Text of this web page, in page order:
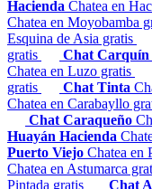
Hacienda Chatea en
Chatea en Moyobamba
Esquina de Asia gratis
gratis
Chat Carquín
Chatea en Luzo gratis
gratis
Chat Tinta
Chatea en Carabayllo
Chat Caraqueño
Huayán Hacienda
Puerto Viejo Chatea en
Chatea en Astumarca
Pintada gratis
Chat